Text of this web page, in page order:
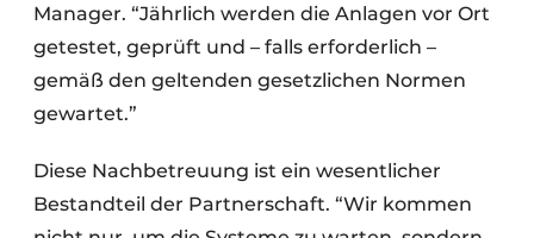
Manager. “Jährlich werden die Anlagen vor Ort
getestet, geprüft und – falls erforderlich –
gemäß den geltenden gesetzlichen Normen
gewartet.”
Diese Nachbetreuung ist ein wesentlicher
Bestandteil der Partnerschaft. “Wir kommen